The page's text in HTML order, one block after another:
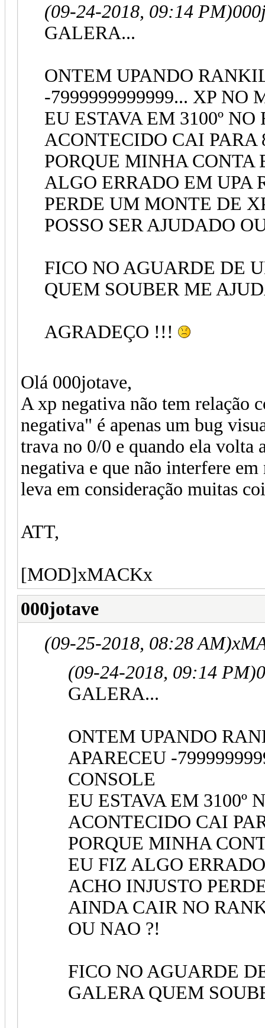
(09-24-2018, 09:14 PM)
GALERA...
ONTEM UPANDO
-7999999999999... XP NO
EU ESTAVA EM 3100º
ACONTECIDO CAI PARA
PORQUE MINHA CONTA
ALGO ERRADO EM UPA
PERDE UM MONTE DE
POSSO SER AJUDADO
FICO NO AGUARDE DE
QUEM SOUBER ME
AGRADEÇO !!!
Olá 000jotave,
A xp negativa não tem relação
negativa" é apenas um bug
trava no 0/0 e quando ela volta
negativa e que não interfere
leva em consideração muitas
ATT,
[MOD]xMACKx
000jotave
(09-25-2018, 08:28 AM)
(09-24-2018, 09:14 PM)
GALERA...
ONTEM UPANDO
APARECEU -
CONSOLE
EU ESTAVA EM 3100º
ACONTECIDO CAI
PORQUE MINHA
EU FIZ ALGO
ACHO INJUSTO
AINDA CAIR NO
OU NAO ?!
FICO NO AGUARDE
GALERA QUEM